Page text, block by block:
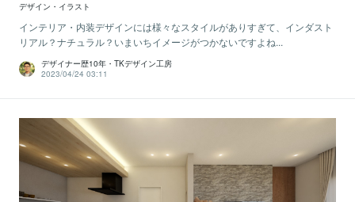
デザイン・イラスト
インテリア・内装デザインには様々なスタイルがありすぎて、インダスト
リアル？ナチュラル？いまいちイメージがつかないですよね...
デザイナー歴10年・TKデザイン工房
2023/04/24 03:11